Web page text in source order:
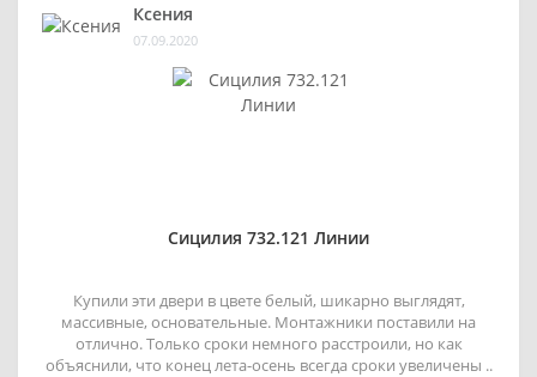
Ксения
07.09.2020
Сицилия 732.121 Линии
Купили эти двери в цвете белый, шикарно выглядят,
массивные, основательные. Монтажники поставили на
отлично. Только сроки немного расстроили, но как
объяснили, что конец лета-осень всегда сроки увеличены ..